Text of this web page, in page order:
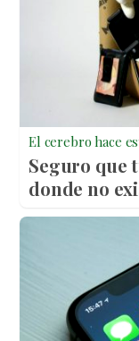
El cerebro hace
Seguro que
donde no